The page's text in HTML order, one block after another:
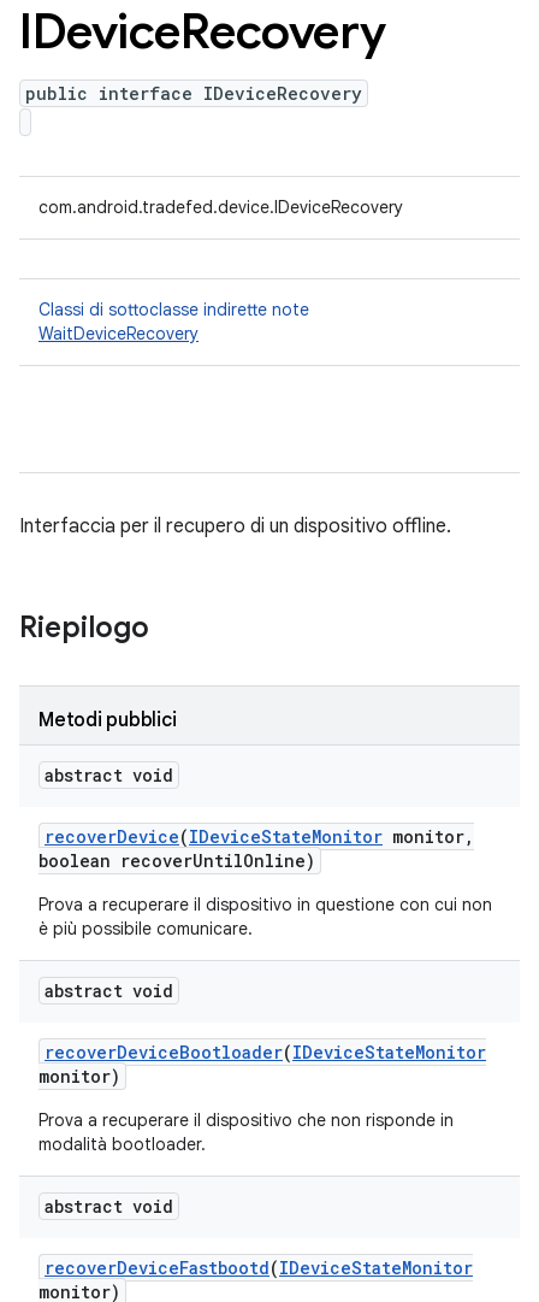
IDeviceRecovery
public interface IDeviceRecovery
com.android.tradefed.device.IDeviceRecovery
Classi di sottoclasse indirette note
WaitDeviceRecovery
Interfaccia per il recupero di un dispositivo offline.
Riepilogo
Metodi pubblici
abstract void
recoverDevice(IDeviceStateMonitor monitor,
boolean recoverUntilOnline)
Prova a recuperare il dispositivo in questione con cui non
è più possibile comunicare.
abstract void
recoverDeviceBootloader(IDeviceStateMonitor
monitor)
Prova a recuperare il dispositivo che non risponde in
modalità bootloader.
abstract void
recoverDeviceFastbootd(IDeviceStateMonitor
monitor)